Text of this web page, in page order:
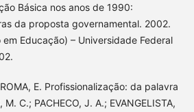
Básica nos anos de 1990:
da proposta governamental. 2002.
Educação) – Universidade Federal
E. Profissionalização: da palavra
C.; PACHECO, J. A.; EVANGELISTA,